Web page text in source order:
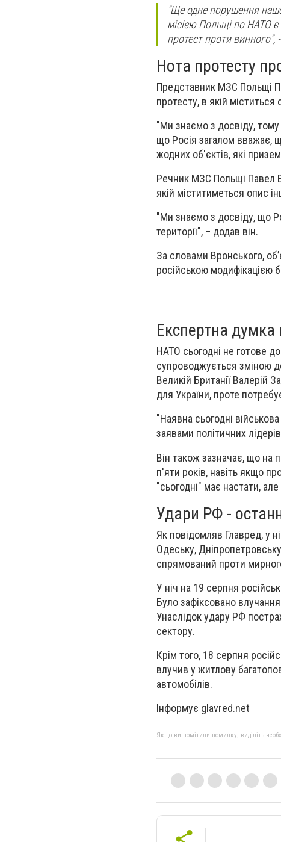
"Ще одне порушення
місією Польщі по НАТО є
протест проти винного",
Нота протесту
Представник МЗС Польщі
протесту, в якій міститься
"Ми знаємо з досвіду,
що Росія загалом вважає,
жодних об'єктів, які
Речник МЗС Польщі Павел
якій міститиметься опис
"Ми знаємо з досвіду, що
території", – додав він.
За словами Вронського,
російською модифікацією
Експертна думка
НАТО сьогодні не готове
супроводжується зміною
Великій Британії
для України, проте
"Наявна сьогодні
заявами політичних
Він також зазначає, що на
п'яти років, навіть якщо
"сьогодні" має настати,
Удари РФ -
Як повідомляв Главред, у
Одеську,
спрямований проти
У ніч на 19 серпня
Було зафіксовано
Унаслідок удару РФ
сектору.
Крім того, 18 серпня
влучив у житлову
автомобілів.
Інформує glavred.net
Якщо ви помітили помилку, виділіть